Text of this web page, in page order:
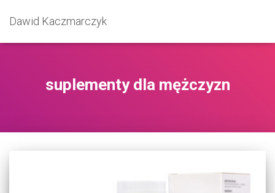
Dawid Kaczmarczyk
suplementy dla mężczyzn